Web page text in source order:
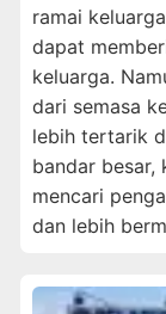
ramai
dapat
keluarga.
dari semasa
lebih tertarik
bandar besar,
mencari
dan lebih